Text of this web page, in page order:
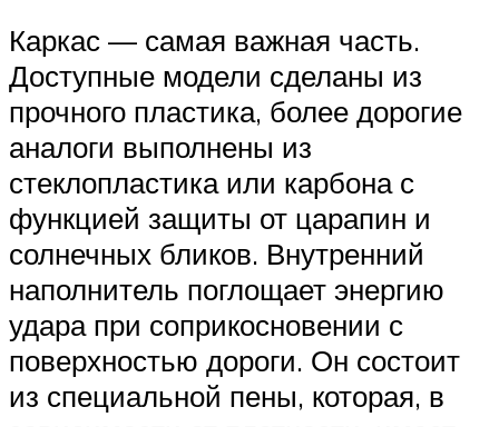
Каркас — самая важная часть.
Доступные модели сделаны из
прочного пластика, более дорогие
аналоги выполнены из
стеклопластика или карбона с
функцией защиты от царапин и
солнечных бликов. Внутренний
наполнитель поглощает энергию
удара при соприкосновении с
поверхностью дороги. Он состоит
из специальной пены, которая, в